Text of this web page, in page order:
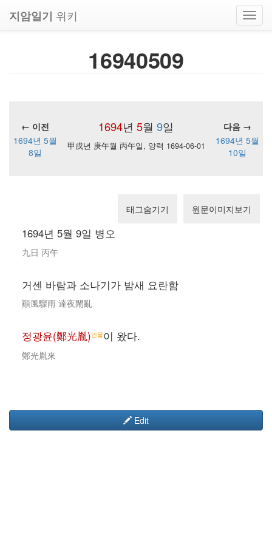
지암일기 위키
16940509
1694년 5월 9일
← 이전
다음 →
1694년 5월
8일
甲戌년 庚午월 丙午일, 양력 1694-06-01
1694년 5월
10일
태그숨기기 원문이미지보기
1694년 5월 9일 병오
九日 丙午
거센 바람과 소나기가 밤새 요란함
顚風驟雨 達夜閙亂
정광윤(鄭光胤)인물이 왔다.
鄭光胤來
Edit